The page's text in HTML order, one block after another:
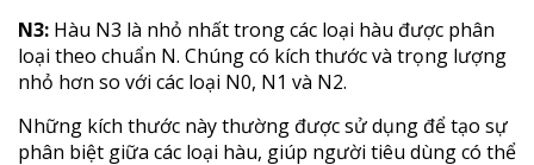
N3: Hàu N3 là nhỏ nhất trong các loại hàu được phân
loại theo chuẩn N. Chúng có kích thước và trọng lượng
nhỏ hơn so với các loại N0, N1 và N2.
Những kích thước này thường được sử dụng để tạo sự
phân biệt giữa các loại hàu, giúp người tiêu dùng có thể